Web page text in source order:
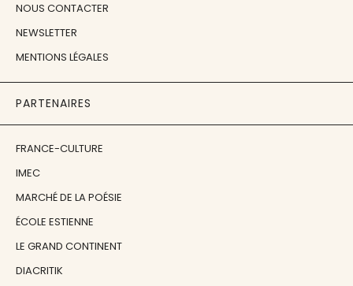
NOUS CONTACTER
NEWSLETTER
MENTIONS LÉGALES
PARTENAIRES
FRANCE-CULTURE
IMEC
MARCHÉ DE LA POÉSIE
ÉCOLE ESTIENNE
LE GRAND CONTINENT
DIACRITIK